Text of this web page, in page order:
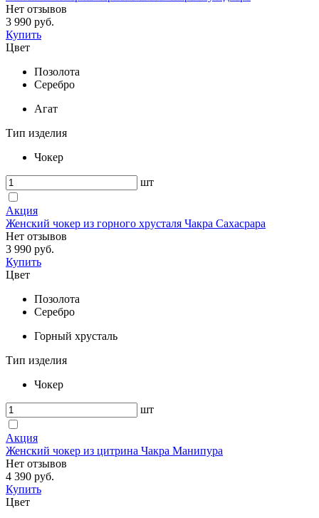
Нет отзывов
3 990 руб.
Купить
Цвет
Позолота
Серебро
Агат
Тип изделия
Чокер
шт
Акция
Женский чокер из горного хрусталя Чакра Сахасрара
Нет отзывов
3 990 руб.
Купить
Цвет
Позолота
Серебро
Горный хрусталь
Тип изделия
Чокер
шт
Акция
Женский чокер из цитрина Чакра Манипура
Нет отзывов
4 390 руб.
Купить
Цвет